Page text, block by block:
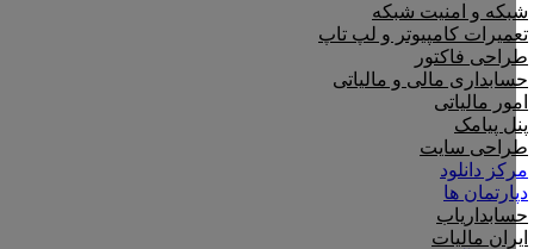
شبکه و امنیت شبکه
تعمیرات کامپیوتر و لپ تاپ
طراحی فاکتور
حسابداری مالی و مالیاتی
امور مالیاتی
پنل پیامک
طراحی سایت
مرکز دانلود
دپارتمان ها
حسابداریاب
ایران مالیات